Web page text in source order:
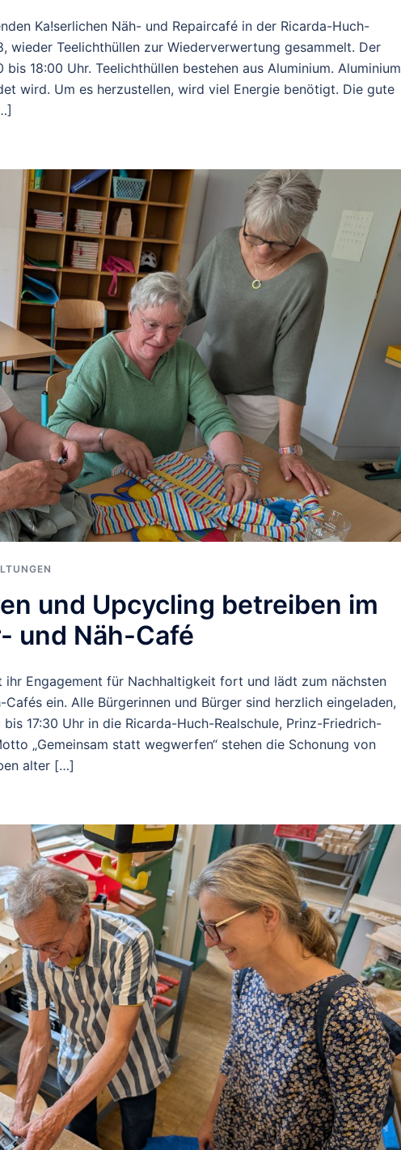
Ka!serlichen Näh- und Repaircafé in der Ricarda-Huch-
wieder Teelichthüllen zur Wiederverwertung gesammelt. Der
18:00 Uhr. Teelichthüllen bestehen aus Aluminium. Aluminium
wird. Um es herzustellen, wird viel Energie benötigt. Die gute
und Upcycling betreiben im
und Näh-Café
Engagement für Nachhaltigkeit fort und lädt zum nächsten
Cafés ein. Alle Bürgerinnen und Bürger sind herzlich eingeladen,
17:30 Uhr in die Ricarda-Huch-Realschule, Prinz-Friedrich-
„Gemeinsam statt wegwerfen“ stehen die Schonung von
alter […]